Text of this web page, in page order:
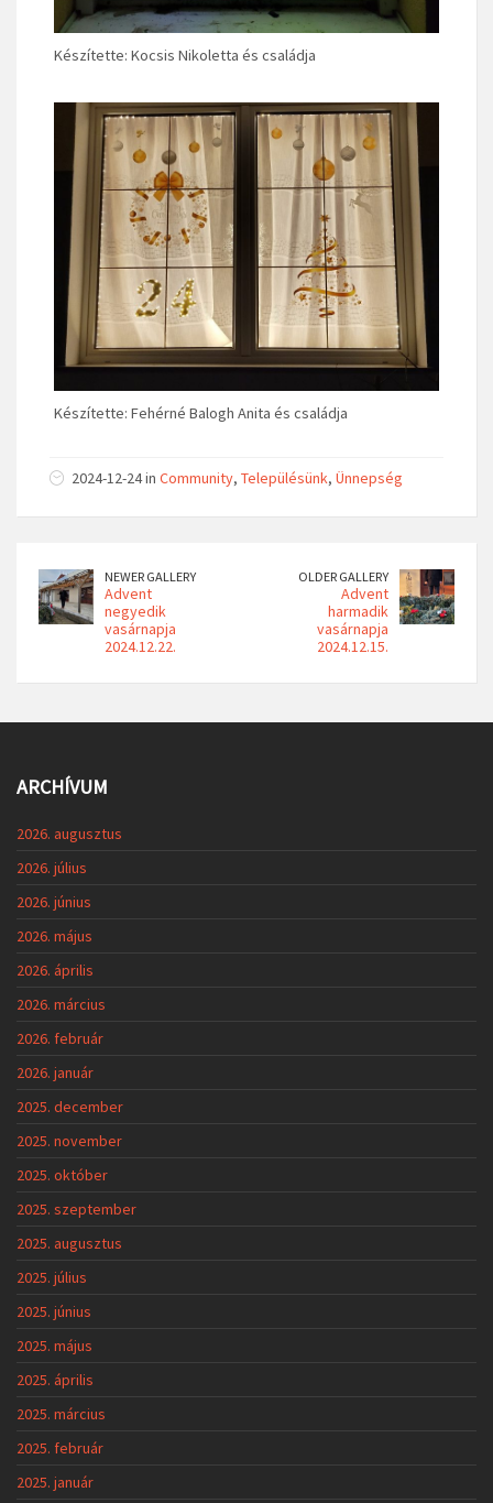
Készítette: Kocsis Nikoletta és családja
Készítette: Fehérné Balogh Anita és családja
2024-12-24 in Community, Településünk, Ünnepség
NEWER GALLERY
Advent
negyedik
vasárnapja
2024.12.22.
OLDER GALLERY
Advent
harmadik
vasárnapja
2024.12.15.
ARCHÍVUM
2026. augusztus
2026. július
2026. június
2026. május
2026. április
2026. március
2026. február
2026. január
2025. december
2025. november
2025. október
2025. szeptember
2025. augusztus
2025. július
2025. június
2025. május
2025. április
2025. március
2025. február
2025. január